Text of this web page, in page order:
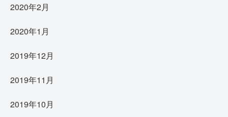
2020年2月
2020年1月
2019年12月
2019年11月
2019年10月